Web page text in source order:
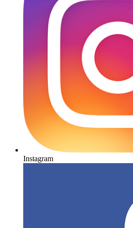
Instagram